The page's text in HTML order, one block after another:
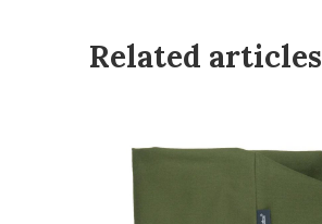
Related articles